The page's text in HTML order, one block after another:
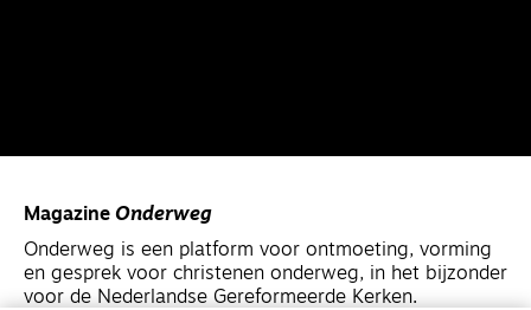
Magazine Onderweg
Onderweg is een platform voor ontmoeting, vorming
en gesprek voor christenen onderweg, in het bijzonder
voor de Nederlandse Gereformeerde Kerken.